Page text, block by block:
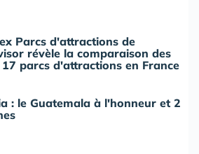
Parcs d'attractions de
révèle la comparaison des
parcs d'attractions en France
: le Guatemala à l'honneur et 2